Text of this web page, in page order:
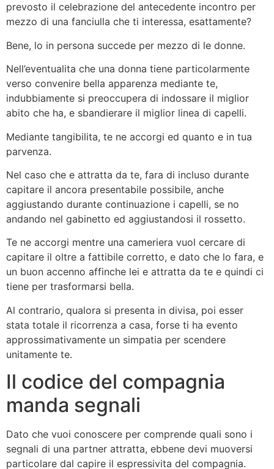
prevosto il celebrazione del antecedente incontro per
mezzo di una fanciulla che ti interessa, esattamente?
Bene, lo in persona succede per mezzo di le donne.
Nell’eventualita che una donna tiene particolarmente
verso convenire bella apparenza mediante te,
indubbiamente si preoccupera di indossare il miglior
abito che ha, e sbandierare il miglior linea di capelli.
Mediante tangibilita, te ne accorgi ed quanto e in tua
parvenza.
Nel caso che e attratta da te, fara di incluso durante
capitare il ancora presentabile possibile, anche
aggiustando durante continuazione i capelli, se no
andando nel gabinetto ed aggiustandosi il rossetto.
Te ne accorgi mentre una cameriera vuol cercare di
capitare il oltre a fattibile corretto, e dato che lo fara, e
un buon accenno affinche lei e attratta da te e quindi ci
tiene per trasformarsi bella.
Al contrario, qualora si presenta in divisa, poi esser
stata totale il ricorrenza a casa, forse ti ha evento
approssimativamente un simpatia per scendere
unitamente te.
Il codice del compagnia
manda segnali
Dato che vuoi conoscere per comprende quali sono i
segnali di una partner attratta, ebbene devi muoversi
particolare dal capire il espressivita del compagnia.